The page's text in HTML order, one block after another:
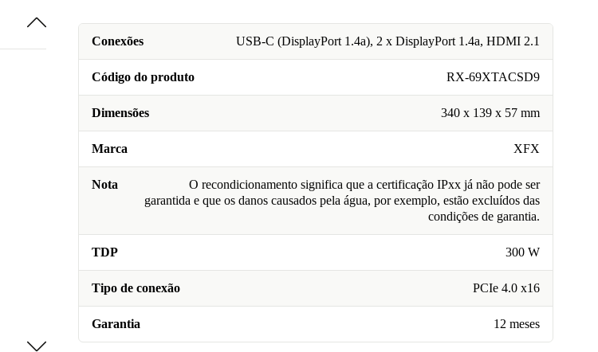
Conexões USB-C (DisplayPort 1.4a), 2 x DisplayPort 1.4a, HDMI 2.1
Código do produto RX-69XTACSD9
Dimensões 340 x 139 x 57 mm
Marca XFX
Nota
O recondicionamento significa que a certificação IPxx já não pode ser
garantida e que os danos causados pela água, por exemplo, estão excluídos das
condições de garantia.
TDP 300 W
Tipo de conexão PCIe 4.0 x16
Garantia 12 meses